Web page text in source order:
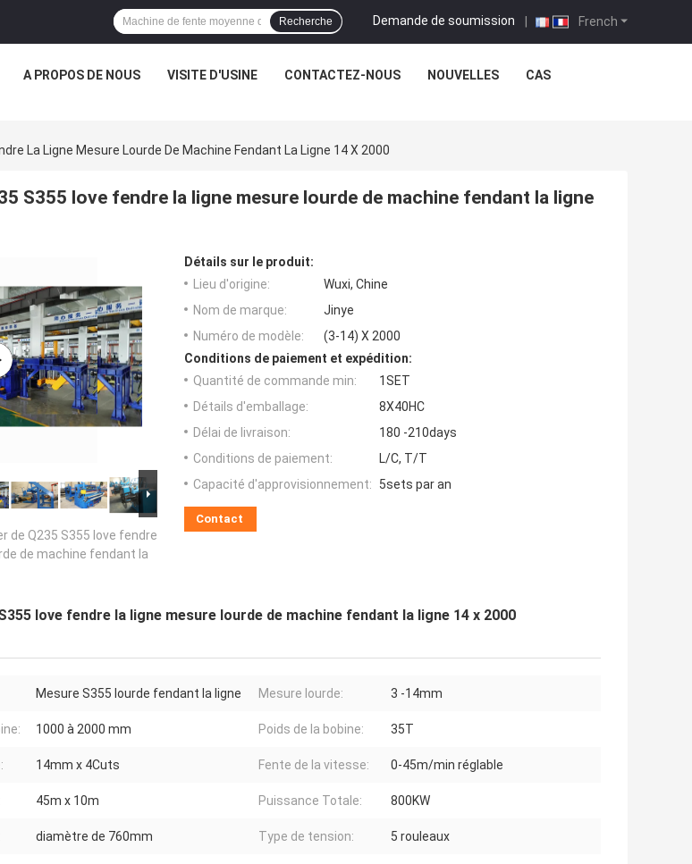
French
Demande de soumission |
Recherche
A PROPOS DE NOUS VISITE D'USINE CONTACTEZ-NOUS NOUVELLES CAS
La Ligne Mesure Lourde De Machine Fendant La Ligne 14 X 2000
S355 love fendre la ligne mesure lourde de machine fendant la ligne
de Q235 S355 love fendre
de machine fendant la
Détails sur le produit:
Lieu d'origine:
Wuxi, Chine
Nom de marque:
Jinye
Numéro de modèle:
(3-14) X 2000
Conditions de paiement et expédition:
Quantité de commande min:
1SET
Détails d'emballage:
8X40HC
Délai de livraison:
180 -210days
Conditions de paiement:
L/C, T/T
Capacité d'approvisionnement:
5sets par an
Contact
love fendre la ligne mesure lourde de machine fendant la ligne 14 x 2000
Mesure S355 lourde fendant la ligne Mesure lourde: 3 -14mm
1000 à 2000 mm Poids de la bobine: 35T
14mm x 4Cuts Fente de la vitesse: 0-45m/min réglable
45m x 10m Puissance Totale: 800KW
diamètre de 760mm Type de tension: 5 rouleaux